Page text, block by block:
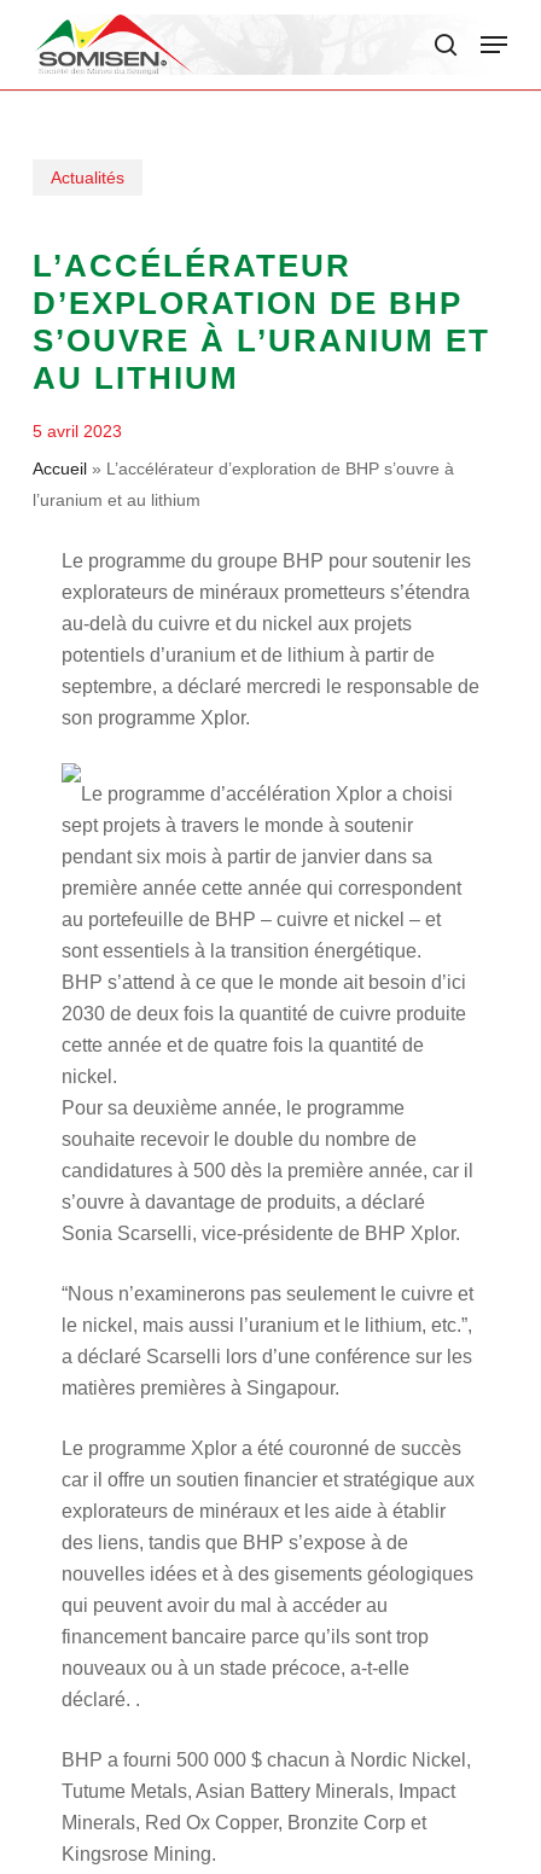
Menu
Actualités
L’ACCÉLÉRATEUR
D’EXPLORATION DE BHP
S’OUVRE À L’URANIUM ET
AU LITHIUM
5 avril 2023
Accueil» L’accélérateur d’exploration de BHP s’ouvre à
l’uranium et au lithium
Le programme du groupe BHP pour soutenir les
explorateurs de minéraux prometteurs s’étendra
au-delà du cuivre et du nickel aux projets
potentiels d’uranium et de lithium à partir de
septembre, a déclaré mercredi le responsable de
son programme Xplor.
Le programme d’accélération Xplor a choisi
sept projets à travers le monde à soutenir
pendant six mois à partir de janvier dans sa
première année cette année qui correspondent
au portefeuille de BHP – cuivre et nickel – et
sont essentiels à la transition énergétique.
BHP s’attend à ce que le monde ait besoin d’ici
2030 de deux fois la quantité de cuivre produite
cette année et de quatre fois la quantité de
nickel.
Pour sa deuxième année, le programme
souhaite recevoir le double du nombre de
candidatures à 500 dès la première année, car il
s’ouvre à davantage de produits, a déclaré
Sonia Scarselli, vice-présidente de BHP Xplor.
“Nous n’examinerons pas seulement le cuivre et
le nickel, mais aussi l’uranium et le lithium, etc.”,
a déclaré Scarselli lors d’une conférence sur les
matières premières à Singapour.
Le programme Xplor a été couronné de succès
car il offre un soutien financier et stratégique aux
explorateurs de minéraux et les aide à établir
des liens, tandis que BHP s’expose à de
nouvelles idées et à des gisements géologiques
qui peuvent avoir du mal à accéder au
financement bancaire parce qu’ils sont trop
nouveaux ou à un stade précoce, a-t-elle
déclaré. .
BHP a fourni 500 000 $ chacun à Nordic Nickel,
Tutume Metals, Asian Battery Minerals, Impact
Minerals, Red Ox Copper, Bronzite Corp et
Kingsrose Mining.